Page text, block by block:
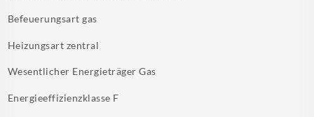
Befeuerungsartgas
Heizungsart zentral
Wesentlicher EnergieträgerGas
Energieeffizienzklasse F